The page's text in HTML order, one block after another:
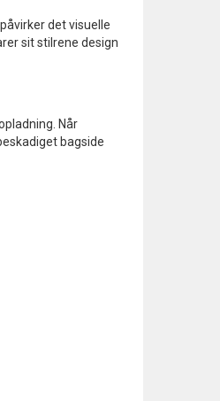
det visuelle
sit stilrene design
Når
bagside